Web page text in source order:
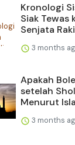
Kronologi
Siak Tewas
Senjata
3 months
Apakah
setelah
Menurut
3 months